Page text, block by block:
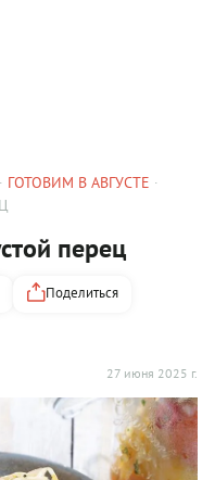
ГОТОВИМ В АВГУСТЕ
перец
27 июня 2025 г.
Поделиться